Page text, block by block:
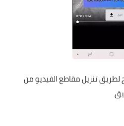
لطريق تنزيل مقاطع الفيديو من